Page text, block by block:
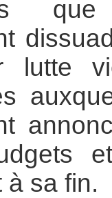
lutte
à sa fin.